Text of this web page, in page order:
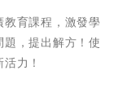
育課程，激發學
，提出解方！使
力！